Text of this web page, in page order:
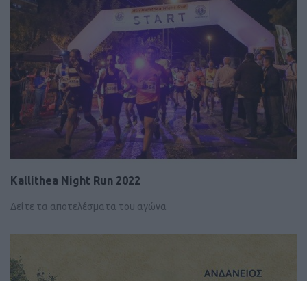
Kallithea Night Run 2022
Δείτε τα αποτελέσματα του αγώνα